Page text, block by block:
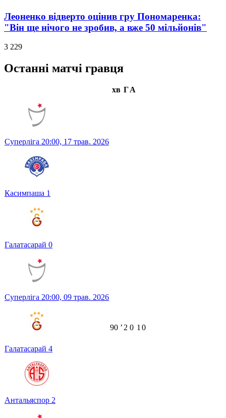
Леоненко відверто оцінив гру Пономаренка:
"Він ще нічого не зробив, а вже 50 мільйонів"
3 229
Останні матчі гравця
хв ГА
Суперліга 20:00, 17 трав. 2026
Касимпаша 1
Галатасарай 0
Суперліга 20:00, 09 трав. 2026
Галатасарай 4
Антальяспор 2
90 ʼ 2 0 1 0